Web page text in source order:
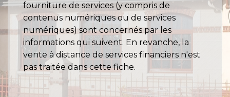
fourniture de services (y compris de
contenus numériques ou de services
numériques) sont concernés par les
informations qui suivent. En revanche, la
vente à distance de services financiers n'est
pas traitée dans cette fiche.